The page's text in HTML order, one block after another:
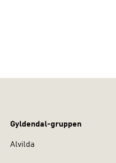
Gyldendal-gruppen
Alvilda